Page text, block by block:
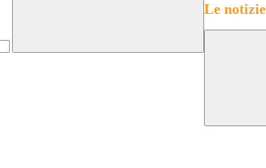
Le notizie